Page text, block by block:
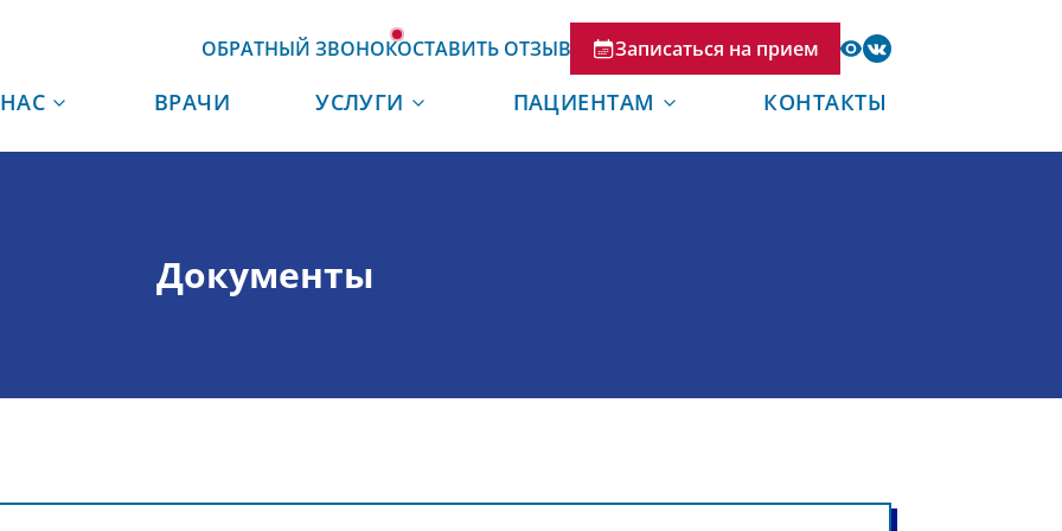
ОБРАТНЫЙ ЗВОНОКОСТАВИТЬ ОТЗЫВ Записаться на прием
ВРАЧИ УСЛУГИ ПАЦИЕНТАМ КОНТАКТЫ
Документы